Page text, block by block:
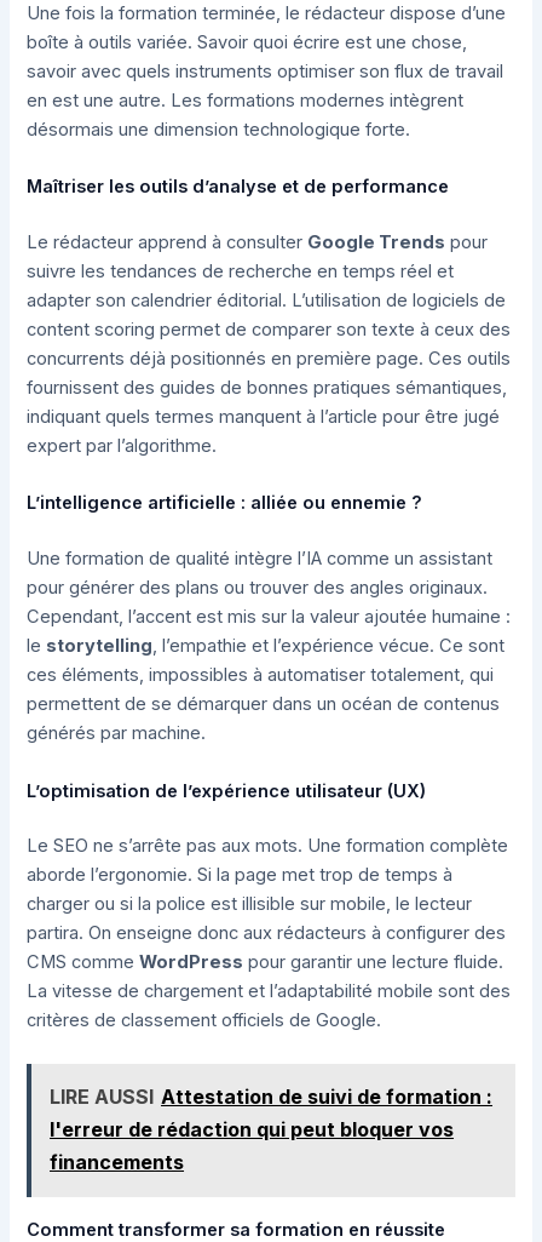
Une fois la formation terminée, le rédacteur dispose d’une
boîte à outils variée. Savoir quoi écrire est une chose,
savoir avec quels instruments optimiser son flux de travail
en est une autre. Les formations modernes intègrent
désormais une dimension technologique forte.
Maîtriser les outils d’analyse et de performance
Le rédacteur apprend à consulter Google Trends pour
suivre les tendances de recherche en temps réel et
adapter son calendrier éditorial. L’utilisation de logiciels de
content scoring permet de comparer son texte à ceux des
concurrents déjà positionnés en première page. Ces outils
fournissent des guides de bonnes pratiques sémantiques,
indiquant quels termes manquent à l’article pour être jugé
expert par l’algorithme.
L’intelligence artificielle : alliée ou ennemie ?
Une formation de qualité intègre l’IA comme un assistant
pour générer des plans ou trouver des angles originaux.
Cependant, l’accent est mis sur la valeur ajoutée humaine :
le storytelling, l’empathie et l’expérience vécue. Ce sont
ces éléments, impossibles à automatiser totalement, qui
permettent de se démarquer dans un océan de contenus
générés par machine.
L’optimisation de l’expérience utilisateur (UX)
Le SEO ne s’arrête pas aux mots. Une formation complète
aborde l’ergonomie. Si la page met trop de temps à
charger ou si la police est illisible sur mobile, le lecteur
partira. On enseigne donc aux rédacteurs à configurer des
CMS commeWordPress pour garantir une lecture fluide.
La vitesse de chargement et l’adaptabilité mobile sont des
critères de classement officiels de Google.
LIRE AUSSI Attestation de suivi de formation :
l'erreur de rédaction qui peut bloquer vos
financements
Comment transformer sa formation en réussite